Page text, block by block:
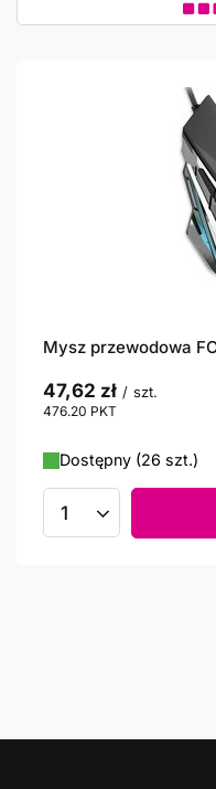
Mysz przewodowa
47,62 zł / szt.
476.20 PKT
Dostępny (26 szt.)
Ilość produktów